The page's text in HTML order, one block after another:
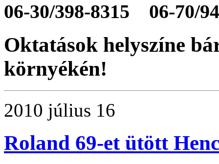
06-30/398-8315 06-70/
Oktatások helyszíne
környékén!
2010 július 16
Roland 69-et ütött